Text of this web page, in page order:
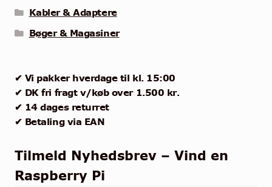
Kabler & Adaptere
Bøger & Magasiner
✔ Vi pakker hverdage til kl. 15:00
✔ DK fri fragt v/køb over 1.500 kr.
✔ 14 dages returret
✔ Betaling via EAN
Tilmeld Nyhedsbrev – Vind en
Raspberry Pi